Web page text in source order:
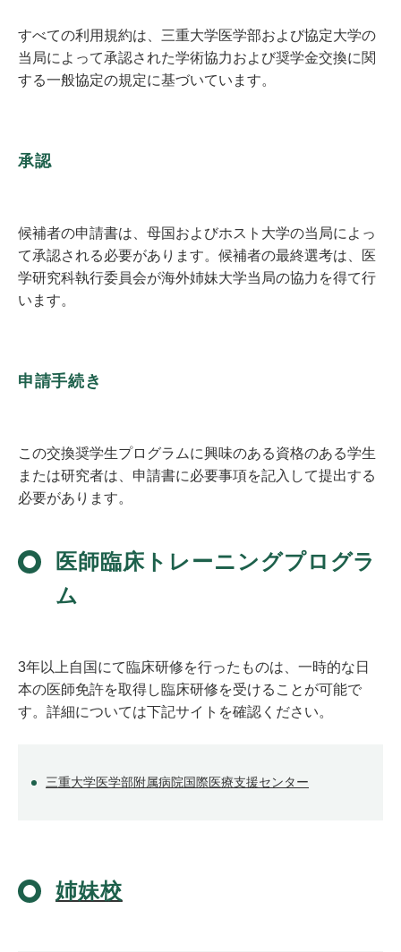
すべての利用規約は、三重大学医学部および協定大学の
当局によって承認された学術協力および奨学金交換に関
する一般協定の規定に基づいています。
承認
候補者の申請書は、母国およびホスト大学の当局によっ
て承認される必要があります。候補者の最終選考は、医
学研究科執行委員会が海外姉妹大学当局の協力を得て行
います。
申請手続き
この交換奨学生プログラムに興味のある資格のある学生
または研究者は、申請書に必要事項を記入して提出する
必要があります。
医師臨床トレーニングプログラ
ム
3年以上自国にて臨床研修を行ったものは、一時的な日
本の医師免許を取得し臨床研修を受けることが可能で
す。詳細については下記サイトを確認ください。
三重大学医学部附属病院国際医療支援センター
姉妹校